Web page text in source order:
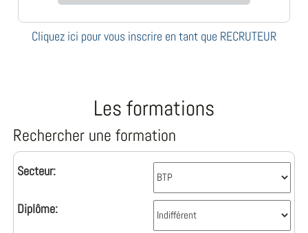
Cliquez ici pour vous inscrire en tant que RECRUTEUR
Les formations
Rechercher une formation
Secteur:
Diplôme: